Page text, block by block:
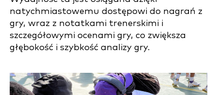
natychmiastowemu dostępowi do nagrań z
gry, wraz z notatkami trenerskimi i
szczegółowymi ocenami gry, co zwiększa
głębokość i szybkość analizy gry.